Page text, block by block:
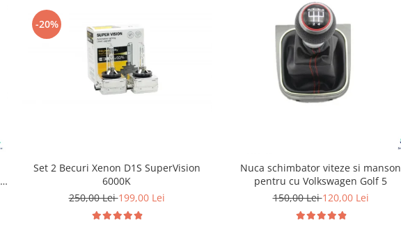
-20%
Set 2 Becuri Xenon D1S SuperVision
6000K
250,00 Lei199,00 Lei
Nuca schimbator viteze si manson
pentru cu Volkswagen Golf 5
150,00 Lei120,00 Lei